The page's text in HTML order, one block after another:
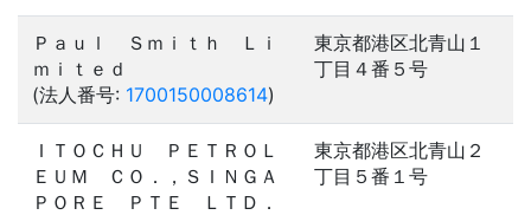
Ｐａｕｌ Ｓｍｉｔｈ Ｌｉ
ｍｉｔｅｄ
(法人番号: 1700150008614)
東京都港区北青山１
丁目４番５号
ＩＴＯＣＨＵ ＰＥＴＲＯＬ
ＥＵＭ ＣＯ．，ＳＩＮＧＡ
ＰＯＲＥ ＰＴＥ ＬＴＤ．
東京都港区北青山２
丁目５番１号